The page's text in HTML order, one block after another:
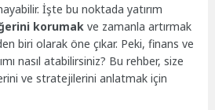
İşte bu noktada yatırım
korumak ve zamanla artırmak
biri olarak öne çıkar. Peki, finans ve
nasıl atabilirsiniz? Bu rehber, size
ve stratejilerini anlatmak için